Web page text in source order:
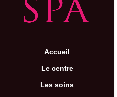
Accueil
Le centre
Les soins